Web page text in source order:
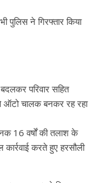
ने गिरफ्तार किया
परिवार सहित
ऑटो चालक बनकर रह रहा
16 वर्षों की तलाश के
करते हुए हरसौली